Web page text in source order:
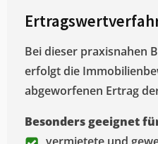
Bei dieser praxisnahen
erfolgt die
abgeworfenen Ertrag
Besonders geeignet